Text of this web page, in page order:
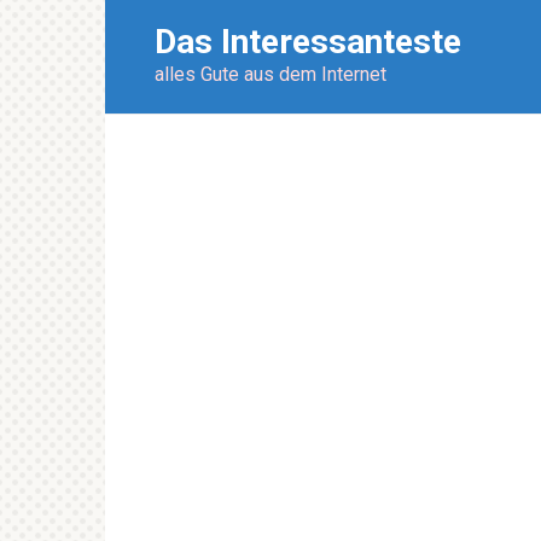
Das Interessanteste
alles Gute aus dem Internet